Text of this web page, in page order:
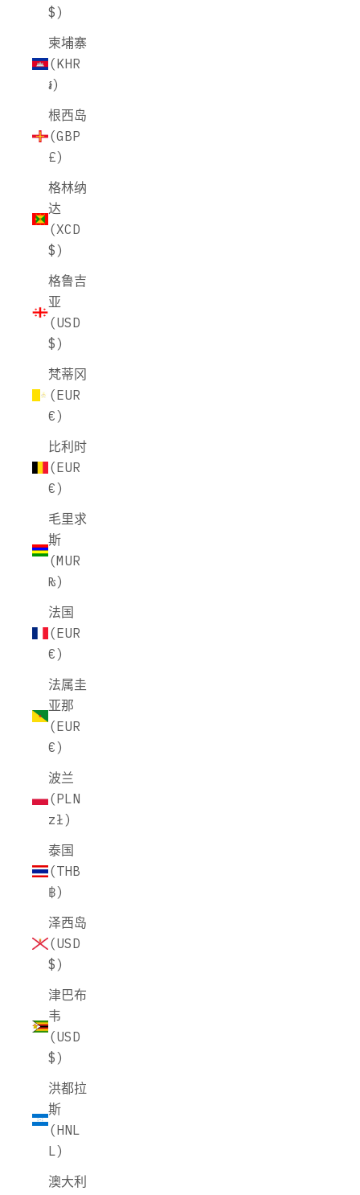
$)
柬埔寨
(KHR
៛)
根西岛
(GBP
£)
格林纳
达
(XCD
$)
格鲁吉
亚
(USD
$)
梵蒂冈
(EUR
€)
比利时
(EUR
€)
毛里求
斯
(MUR
₨)
法国
(EUR
€)
法属圭
亚那
(EUR
€)
波兰
(PLN
zł)
泰国
(THB
฿)
泽西岛
(USD
$)
津巴布
韦
(USD
$)
洪都拉
斯
(HNL
L)
澳大利